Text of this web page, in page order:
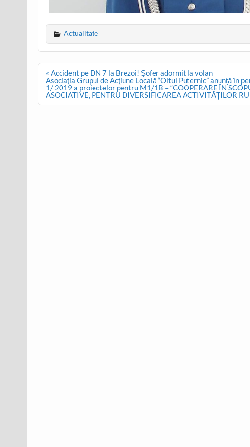
Actualitate
Post
navigation
« Accident pe DN 7 la Brezoi! Șofer adormit la volan
Asociaţia Grupul de Acţiune Locală “Oltul Puternic” anunţă în
1/ 2019 a proiectelor pentru M1/1B – “COOPERARE ÎN
ASOCIATIVE, PENTRU DIVERSIFICAREA ACTIVITĂŢILOR